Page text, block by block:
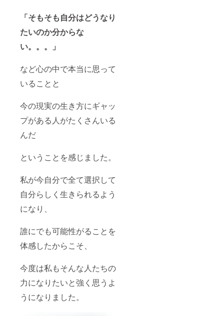
「そもそも自分はどうなり
たいのか分からな
い。。。」
など心の中で本当に思って
いることと
今の現実の生き方にギャッ
プがある人がたくさんいる
んだ
ということを感じました。
私が今自分で全て選択して
自分らしく生きられるよう
になり、
誰にでも可能性がることを
体感したからこそ、
今度は私もそんな人たちの
力になりたいと強く思うよ
うになりました。